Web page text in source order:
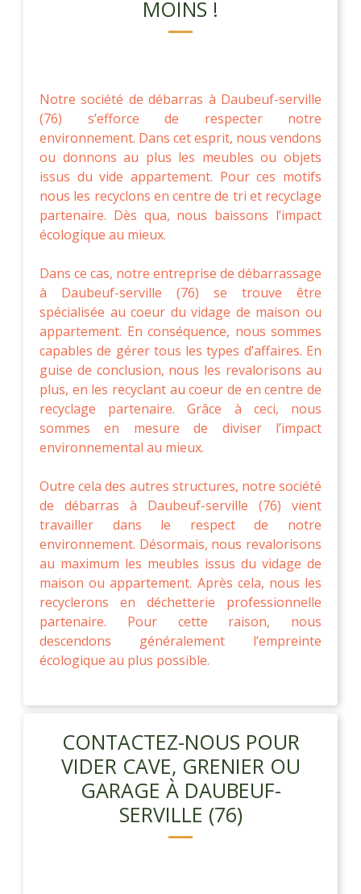
MOINS !
Notre société de débarras à Daubeuf-serville
(76) s’efforce de respecter notre
environnement. Dans cet esprit, nous vendons
ou donnons au plus les meubles ou objets
issus du vide appartement. Pour ces motifs
nous les recyclons en centre de tri et recyclage
partenaire. Dès qua, nous baissons l’impact
écologique au mieux.
Dans ce cas, notre entreprise de débarrassage
à Daubeuf-serville (76) se trouve être
spécialisée au coeur du vidage de maison ou
appartement. En conséquence, nous sommes
capables de gérer tous les types d’affaires. En
guise de conclusion, nous les revalorisons au
plus, en les recyclant au coeur de en centre de
recyclage partenaire. Grâce à ceci, nous
sommes en mesure de diviser l’impact
environnemental au mieux.
Outre cela des autres structures, notre société
de débarras à Daubeuf-serville (76) vient
travailler dans le respect de notre
environnement. Désormais, nous revalorisons
au maximum les meubles issus du vidage de
maison ou appartement. Après cela, nous les
recyclerons en déchetterie professionnelle
partenaire. Pour cette raison, nous
descendons généralement l’empreinte
écologique au plus possible.
CONTACTEZ-NOUS POUR
VIDER CAVE, GRENIER OU
GARAGE À DAUBEUF-
SERVILLE (76)